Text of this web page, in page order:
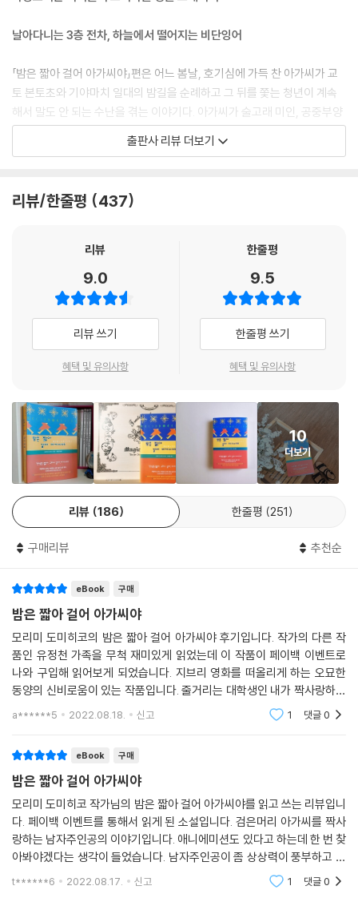
“밤은 짧아, 걸어 아가씨야.”
“너 혹시 요괴 아니냐?” 내가 아연해져서 묻자, 소년은 “난 뭐든지 알아”
했다. “아버지는 늘 나를 여기로 데리고 왔어. 그리고 책들이 서로 연결되
어 있다는 걸 가르쳐줬어. 나는 여기 있으면 책들이 모두 평등하고 서로 자
유자재로 연결되어 있다는 것을 느껴. 그 책들이 서로 연결되어서 만들어
내는 책의 바다는 사실 그 자체로 한 권의 커다란 책이야. 그러니까 아버지
--- pp.134~135
치와 본토초에서, 여름의 시모가모 신사 헌책시장에서, 나아가서는 나날
의 행동 범위에서. 그러나 중대한 문제는 그녀가 이 부분에 대해서 전혀 신
경을 쓰지 않는다는 점이다. 내가 지닌 보기 드문 매력은커녕 내 존재 그 자
체에 말이다. 이렇게 늘 마주치는데도. “뭐, 어쩌다 지나가던 길이었어”라
는 대사를 목에서 피가 날 정도로 반복하는 내게, 그녀는 천진난만하게 웃
으며 대답했다. “아, 선배, 또 만났네요!” 그게 다였다.
--- pp.187~188
“사과비?”
“나중에 들은 이야기로는 법학부 교수가 임시가게에서 산 사과를 연구실
로 가지고 돌아가려다 복도에서 넘어지면서 손에서 놓쳤나 봐. 그것이 창
밖으로 쏟아진 거지. 나는 빨갛고 둥근 것이 하늘에서 쏟아지기에 뭔가 하
고 일어나면서 옆의 여학생을 봤어. 그녀도 나를 봤고. 우리가 서로 마주 본
순간 서로의 정수리에 사과가 떨어지면서 통 하고 튀었어. 내가 그녀에게
반한 건 사과가 튀던 바로 그 순간이야.”
빤스총반장은 멍한 눈으로 먼 곳을 바라보았다. “정말이지 첫눈에 반한 거
--- p.226
“땅에 발을 대지 않고 사는 거야. 그럼 날 수 있어.” 정말 날 우습게 아는군,
그런 생각을 했지만 일단 시키는 대로 땅에 발을 대지 않는 장래의 비전을
그려보았다. “어느 날 우리 집 뒷산을 팠더니 석유가 나와 엄청난 부자가
돼서 대학을 중퇴하고 그 후 죽을 때까지 신나게 산다.” 그런 꿈을 그리자
마자 몸이 순식간에 가벼워지면서 부웅 하고 건조대 위로 떠올랐다. 히구
치 씨는 건조대에서 한동안 손을 흔들어주다가 마침내 시야에서 사라졌다.
날아다니는 3층 전차, 하늘에서 떨어지는 비단잉어
「밤은 짧아 걸어 아가씨야」편은 어느 봄날, 호기심에 가득 찬 아가씨가 교
토 본토초와 기야마치 일대의 밤길을 순례하고 그 뒤를 쫓는 청년이 계속
해서 말도 안 되는 수난을 겪는 이야기다. 아가씨가 술고래 미인, 공중부양
하는 대학생, 비단잉어센터 사장, 환갑잔치 중인 의사와 그의 동창들, 궤변
춤을 추는 대학 서클 궤변론부원들 등 새로 사귄 사람들과 이 술집 저 술집
에서 애주가 이백 노인과 ‘가짜 전기부랑’이라는 술로 시합을 벌여 승리의
가 되어 늘어진다. 또 가까스로 그녀 옆으로 다가가 엉큼한 아저씨에게 희
에서 떨어진 커다란 비단잉어를 맞고 그대로 뻗는다.
악랄한 수집가를 응징하기 위해 온 헌책시장의 신
「심해어들」에서는 아가씨가 어릴 때 애지중지 읽고 또 읽던, 그러나 지금은
되찾아주기 위해 청년이 헌책시장 한 귀퉁이에서 열린 ‘매운 요리 먹기’ 대
회에 나가 혼이 쏙 빠지도록 고생하는 내용이다. 옛날 옛적 유명 작가가 쓴
일기장을 노리는 수수께끼의 남자 히구치, 메이지시대 열차시각표에 목숨
건 사각 얼굴에 사각 가방을 든 대학생, 헤이안시대의 고서를 노리는 비실
비실 노학자, 저명한 작가가 그리고 쓴 음서淫書를 노리는 ‘규방조사단’의
남자. 이들과 함께 정수리를 뚫을 것 같은 자극적인 냄새가 나는 뜨겁고 매
운 냄비요리를 먹는 지옥에 다녀온 청년은 아가씨를 기쁘게 해주겠다는 일
“악랄한 수집가의 손에서 헌책을 해방한다”는 작전망에 걸려 모든 일이 수
도움으로 그림책 『라타타탐』은 무사히 아가씨의 손으로!
대학축제, 그리고 사랑의 대서사시 〈괴팍왕〉
광란의 대형 무대, 가슴이 어수선한 남자들이 의도 명백하고 의미 불명한
언동을 하며 내달리는 암흑의 계절에 열리는 대학축제를 그린 「편리주의
자 가라사대」에서는 교정 여기저기 장소를 옮겨가며 펼쳐지던 정체불명의
대학에서의 첫 축제를 만끽하는 아가씨와 달리 청년은 연극의 최종 막이
올라가는 대학 건물 옥상에서 발을 헛디뎌 추락하다 가까스로 목숨을 건지
고, 그 덕분에 아드레날린 천 퍼센트로 충전되어 원래 괴팍왕이던 ‘빤스총
반장’을 제압하고 남자 주인공으로 아가씨와 한 무대에 선다. 연극은 두 주
인공의 감격적 포옹으로 대단원의 막을 내리지만 그녀는 아직도 그의 마음
을 아는 듯 모르는 듯 아리송하기만 하다.
출판사 리뷰 더보기
리뷰/한줄평 437
리뷰
9.0
리뷰 쓰기
혜택 및 유의사항
한줄평
9.5
한줄평 쓰기
혜택 및 유의사항
10
더보기
리뷰 186 한줄평 251
구매리뷰 추천순
eBook 구매
밤은 짧아 걸어 아가씨야
모리미 도미히코의 밤은 짧아 걸어 아가씨야 후기입니다. 작가의 다른 작
품인 유정천 가족을 무척 재미있게 읽었는데 이 작품이 페이백 이벤트로
나와 구입해 읽어보게 되었습니다. 지브리 영화를 떠올리게 하는 오묘한
동양의 신비로움이 있는 작품입니다. 줄거리는 대학생인 내가 짝사랑하는
후배인 그녀를 따라다니면서 신비로운 일들과 엮이게 되는 이야기입니다.
a******5 2022.08.18. 신고 1 댓글0
eBook 구매
밤은 짧아 걸어 아가씨야
모리미 도미히코 작가님의 밤은 짧아 걸어 아가씨야를 읽고 쓰는 리뷰입니
다. 페이백 이벤트를 통해서 읽게 된 소설입니다. 검은머리 아가씨를 짝사
랑하는 남자주인공의 이야기입니다. 애니에미션도 있다고 하는데 한 번 찾
아봐야겠다는 생각이 들었습니다. 남자주인공이 좀 상상력이 풍부하고 망
상을 많이 하는 그런 타입인데 그래서 그런지 소설의 내용이 현실과 비현
t******6 2022.08.17. 신고 1 댓글0